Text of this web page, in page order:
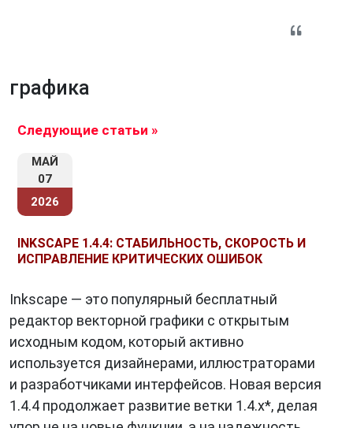
графика
Следующие статьи »
МАЙ
07
2026
INKSCAPE 1.4.4: СТАБИЛЬНОСТЬ, СКОРОСТЬ И
ИСПРАВЛЕНИЕ КРИТИЧЕСКИХ ОШИБОК
Inkscape — это популярный бесплатный
редактор векторной графики с открытым
исходным кодом, который активно
используется дизайнерами, иллюстраторами
и разработчиками интерфейсов. Новая версия
1.4.4 продолжает развитие ветки 1.4.x*, делая